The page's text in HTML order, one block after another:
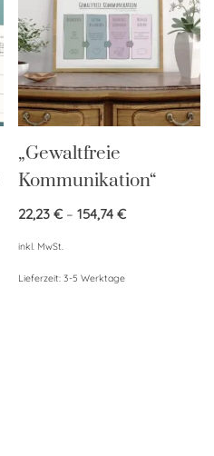
„Gewaltfreie
Kommunikation“
22,23€ –154,74€
inkl. MwSt.
Lieferzeit:3-5 Werktage